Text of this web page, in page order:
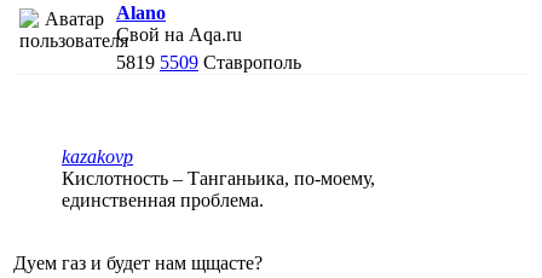
Alano
Свой на Aqa.ru
5819 5509 Ставрополь
kazakovp
Кислотность – Танганьика, по-моему,
единственная проблема.
Дуем газ и будет нам щщасте?